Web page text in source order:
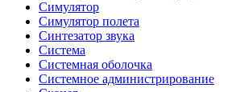
Симулятор
Симулятор полета
Синтезатор звука
Система
Системная оболочка
Системное администрирование